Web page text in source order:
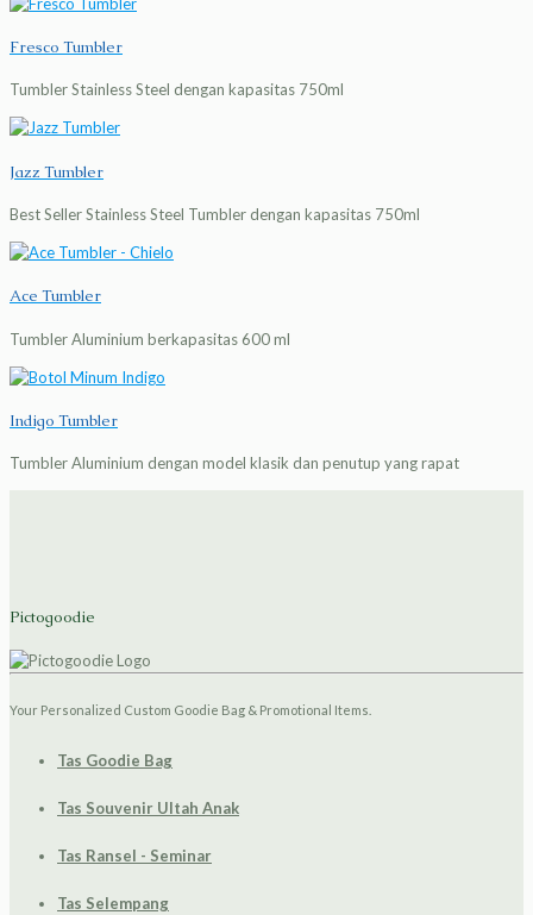
Fresco Tumbler
Tumbler Stainless Steel dengan kapasitas 750ml
Jazz Tumbler
Best Seller Stainless Steel Tumbler dengan kapasitas 750ml
Ace Tumbler
Tumbler Aluminium berkapasitas 600 ml
Indigo Tumbler
Tumbler Aluminium dengan model klasik dan penutup yang rapat
Pictogoodie
Your Personalized Custom Goodie Bag & Promotional Items.
Tas Goodie Bag
Tas Souvenir Ultah Anak
Tas Ransel - Seminar
Tas Selempang